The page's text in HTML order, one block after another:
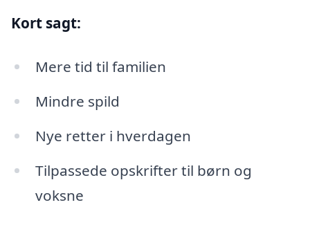
Kort sagt:
Mere tid til familien
Mindre spild
Nye retter i hverdagen
Tilpassede opskrifter til børn og
voksne